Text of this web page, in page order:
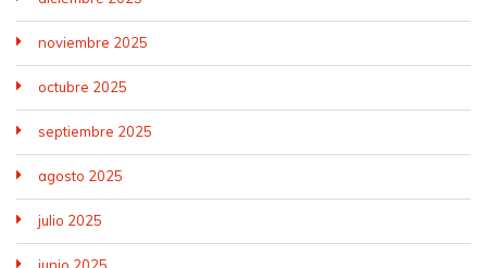
noviembre 2025
octubre 2025
septiembre 2025
agosto 2025
julio 2025